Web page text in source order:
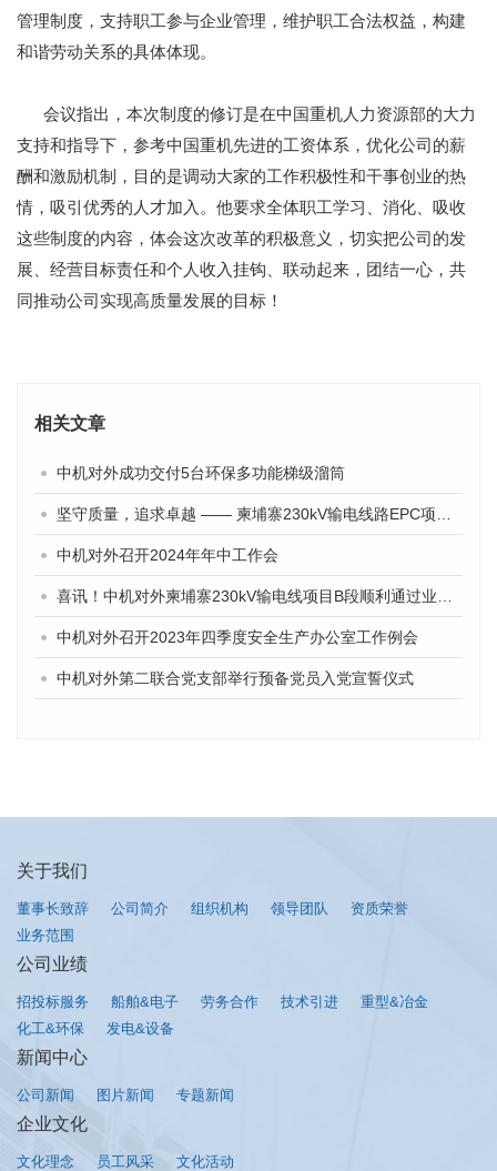
管理制度，支持职工参与企业管理，维护职工合法权益，构建
和谐劳动关系的具体体现。
会议指出，本次制度的修订是在中国重机人力资源部的大力
支持和指导下，参考中国重机先进的工资体系，优化公司的薪
酬和激励机制，目的是调动大家的工作积极性和干事创业的热
情，吸引优秀的人才加入。他要求全体职工学习、消化、吸收
这些制度的内容，体会这次改革的积极意义，切实把公司的发
展、经营目标责任和个人收入挂钩、联动起来，团结一心，共
同推动公司实现高质量发展的目标！
相关文章
中机对外成功交付5台环保多功能梯级溜筒
中机对外召开2024年年中工作会
中机对外召开2023年四季度安全生产办公室工作例会
中机对外第二联合党支部举行预备党员入党宣誓仪式
关于我们
董事长致辞 公司简介 组织机构 领导团队
资质荣誉
业务范围
公司业绩
招投标服务 船舶&电子 劳务合作 技术引进
重型&冶金
化工&环保
发电&设备
新闻中心
公司新闻 图片新闻 专题新闻
企业文化
文化理念 员工风采 文化活动